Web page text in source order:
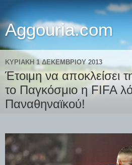
Aggouria.com
ΚΥΡΙΑΚΉ 1 ΔΕΚΕΜΒΡΊΟΥ 2013
Έτοιμη να αποκλείσει
το Παγκόσμιο η FIFA
Παναθηναϊκού!